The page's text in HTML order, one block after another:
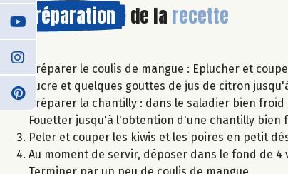
Préparation de la recette
Préparer le coulis de mangue : Eplucher et
sucre et quelques gouttes de jus de citron
Préparer la chantilly : dans le saladier bien
Fouetter jusqu'à l'obtention d'une chantilly bien
Peler et couper les kiwis et les poires en petit
Au moment de servir, déposer dans le fond de
Terminer par un peu de coulis de mangue.